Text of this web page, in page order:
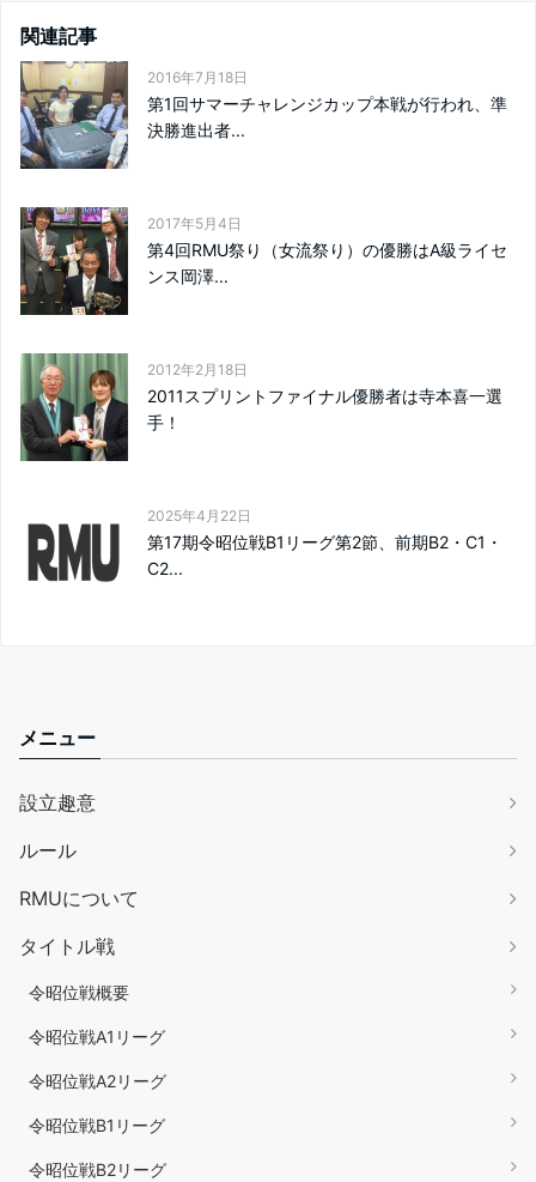
関連記事
2016年7月18日
第1回サマーチャレンジカップ本戦が行われ、準
決勝進出者...
2017年5月4日
第4回RMU祭り（女流祭り）の優勝はA級ライセ
ンス岡澤...
2012年2月18日
2011スプリントファイナル優勝者は寺本喜一選
手！
2025年4月22日
第17期令昭位戦B1リーグ第2節、前期B2・C1・
C2...
メニュー
設立趣意
ルール
RMUについて
タイトル戦
令昭位戦概要
令昭位戦A1リーグ
令昭位戦A2リーグ
令昭位戦B1リーグ
令昭位戦B2リーグ